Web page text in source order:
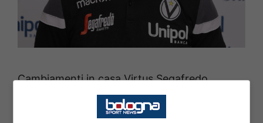
Cambiamenti in casa Virtus Segafredo
Bologna. Il club bianconero ha comunicato
che dall'1 luglio scorso il nuovo responsabile